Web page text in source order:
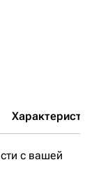
Характеристики
с вашей